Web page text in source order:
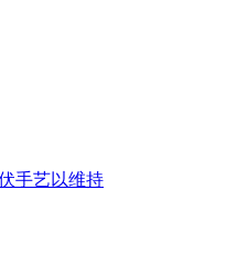
手艺以维持